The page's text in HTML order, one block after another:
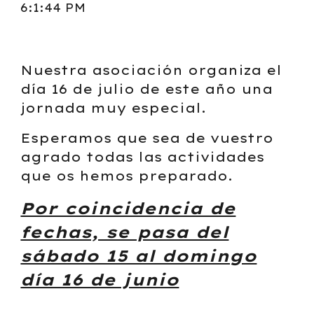
6:1:44 PM
Nuestra asociación organiza el
día 16 de julio de este año una
jornada muy especial.
Esperamos que sea de vuestro
agrado todas las actividades
que os hemos preparado.
Por coincidencia de
fechas, se pasa del
sábado 15 al domingo
día 16 de junio